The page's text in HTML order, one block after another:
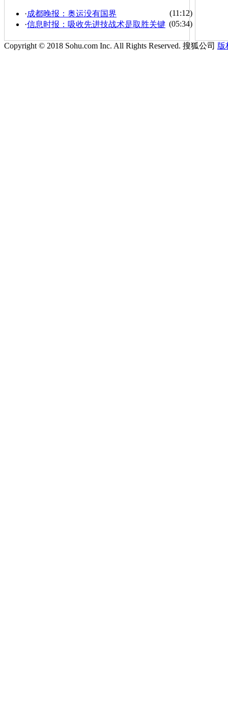
(11:12)
·成都晚报：奥运没有国界
(05:34)
·信息时报：吸收先进技战术是取胜关键
Copyright © 2018 Sohu.com Inc. All Rights Reserved. 搜狐公司 版